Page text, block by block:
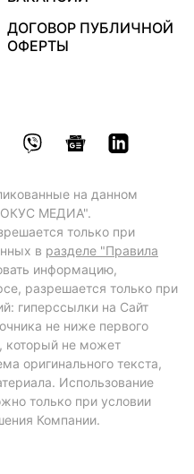
ДОГОВОР ПУБЛИЧНОЙ
ОФЕРТЫ
на данном
МЕДИА".
только при
в разделе "Правила
информацию,
разрешается только при
гиперссылки на Сайт
не ниже первого
который не может
оригинального текста,
Использование
только при условии
Компании.